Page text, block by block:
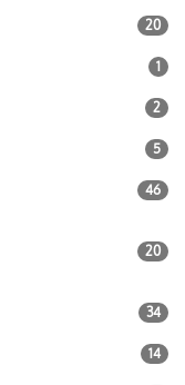
20
1
2
5
46
20
34
14